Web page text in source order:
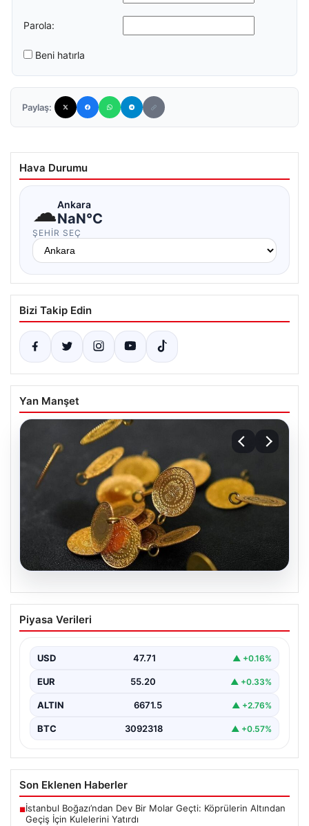
Parola:
Beni hatırla
Paylaş:
Hava Durumu
☁Ankara
NaN°C
ŞEHIR SEÇ
Bizi Takip Edin
Yan Manşet
05.08.2026
13 Nisan 2026 Altın Fiyatları: Gram,
Çeyrek ve Cumhuriyet Altını Güncel
Altın piyasalarında yaşanan gelişmeler, özellikle ABD ile
yatırımcıların…
Piyasa Verileri
USD 47.71 ▲ +0.16%
EUR 55.20 ▲ +0.33%
ALTIN 6671.5 ▲ +2.76%
BTC 3092318 ▲ +0.57%
Son Eklenen Haberler
■İstanbul Boğazı’ndan Dev Bir Molar Geçti: Köprülerin Altından
Geçiş İçin Kulelerini Yatırdı